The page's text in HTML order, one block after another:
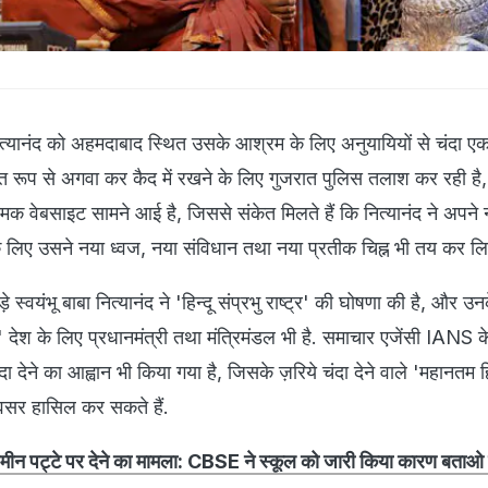
को अहमदाबाद स्थित उसके आश्रम के लिए अनुयायियों से चंदा
रूप से अगवा कर कैद में रखने के लिए गुजरात पुलिस तलाश कर रही
वेबसाइट सामने आई है, जिससे संकेत मिलते हैं कि नित्यानंद ने अपने
उसने नया ध्वज, नया संविधान तथा नया प्रतीक चिह्न भी तय कर
बाबा नित्यानंद ने 'हिन्दू संप्रभु राष्ट्र' की घोषणा की है, और
के लिए प्रधानमंत्री तथा मंत्रिमंडल भी है. समाचार एजेंसी IANS
देने का आह्वान भी किया गया है, जिसके ज़रिये चंदा देने वाले 'महानतम
हासिल कर सकते हैं.
पट्टे पर देने का मामला: CBSE ने स्कूल को जारी किया कारण बताओ